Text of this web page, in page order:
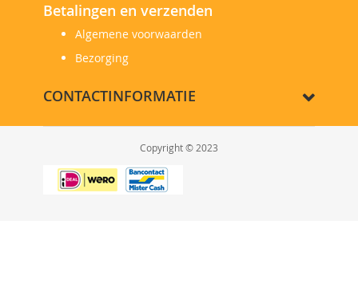
Betalingen en verzenden
Algemene voorwaarden
Bezorging
CONTACTINFORMATIE
Copyright © 2023